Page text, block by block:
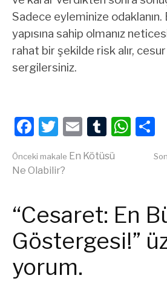
Sadece eyleminize
yapısına sahip olmanız
rahat bir şekilde risk alır,
sergilersiniz.
Facebook
Twitter
EmailTumblr
Okumaya
devam
et
Önceki makale En Kötüsü
Ne Olabilir?
“Cesaret: En
Göstergesi!”
yorum.